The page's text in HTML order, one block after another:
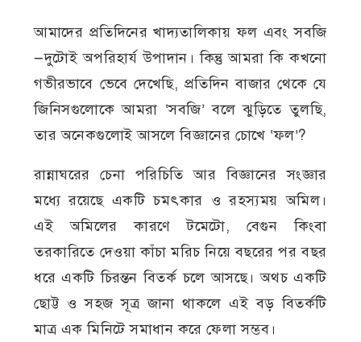
আমাদের প্রতিদিনের খাদ্যতালিকায় ফল এবং সবজি
—দুটোই অপরিহার্য উপাদান। কিন্তু আমরা কি কখনো
গভীরভাবে ভেবে দেখেছি, প্রতিদিন বাজার থেকে যে
জিনিসগুলোকে আমরা ‘সবজি’ বলে ঝুড়িতে তুলছি,
তার অনেকগুলোই আসলে বিজ্ঞানের চোখে ‘ফল’?
রান্নাঘরের চেনা পরিচিতি আর বিজ্ঞানের সংজ্ঞার
মধ্যে রয়েছে একটি চমৎকার ও রহস্যময় অমিল।
এই অমিলের কারণে টমেটো, বেগুন কিংবা
তরকারিতে দেওয়া কাঁচা মরিচ নিয়ে বছরের পর বছর
ধরে একটি চিরন্তন বিতর্ক চলে আসছে। অথচ একটি
ছোট্ট ও সহজ সূত্র জানা থাকলে এই বড় বিতর্কটি
মাত্র এক মিনিটে সমাধান করে ফেলা সম্ভব।